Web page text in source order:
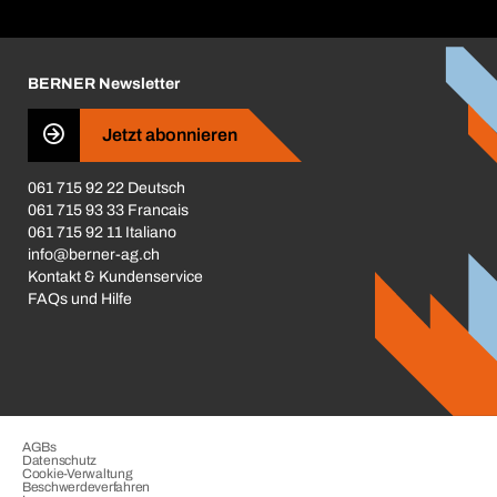
Business Conduct
BERNER Newsletter
Jetzt abonnieren
061 715 92 22 Deutsch
061 715 93 33 Francais
061 715 92 11 Italiano
info@berner-ag.ch
Kontakt & Kundenservice
FAQs und Hilfe
AGBs
Datenschutz
Cookie-Verwaltung
Beschwerdeverfahren